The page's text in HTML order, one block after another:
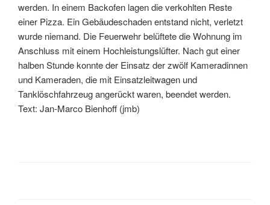
werden. In einem Backofen lagen die verkohlten Reste
einer Pizza. Ein Gebäudeschaden entstand nicht, verletzt
wurde niemand. Die Feuerwehr belüftete die Wohnung im
Anschluss mit einem Hochleistungslüfter. Nach gut einer
halben Stunde konnte der Einsatz der zwölf Kameradinnen
und Kameraden, die mit Einsatzleitwagen und
Tanklöschfahrzeug angerückt waren, beendet werden.
Text: Jan-Marco Bienhoff (jmb)